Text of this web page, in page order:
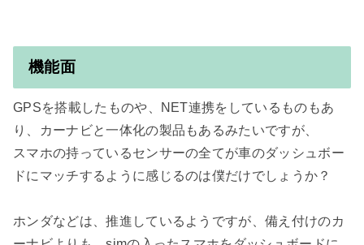
機能面
GPSを搭載したものや、NET連携をしているものもあ
り、カーナビと一体化の製品もあるみたいですが、
スマホの持っているセンサーの全てが車のダッシュボー
ドにマッチするように感じるのは僕だけでしょうか？
ホンダなどは、推進しているようですが、備え付けのカ